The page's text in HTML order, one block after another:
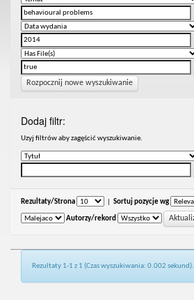
Rozpocznij nowe wyszukiwanie
Dodaj filtr:
Uzyj filtrów aby zagęścić wyszukiwanie.
Rezultaty/Strona Sortuj pozycje wg
Autorzy/rekord
Rezultaty 1-1 z 1 (Czas wyszukiwania: 0.002 sekund).